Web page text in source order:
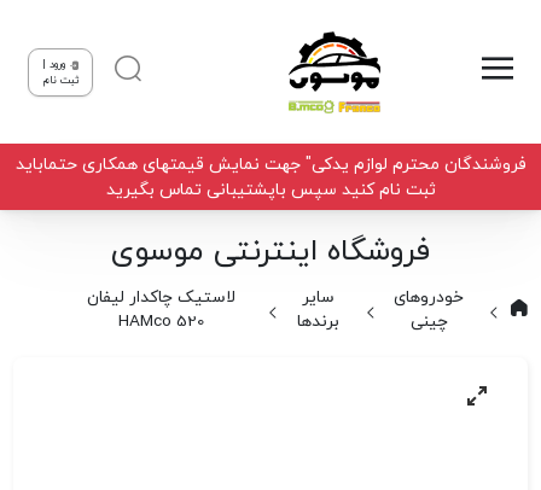
ورود |
ثبت نام
فروشندگان محترم لوازم یدکی" جهت نمایش قیمتهای همکاری حتماباید
ثبت نام کنید سپس باپشتیبانی تماس بگیرید
فروشگاه اینترنتی موسوی
خودروهای
چینی
سایر
برندها
لاستیک چاکدار لیفان
HAMco 520